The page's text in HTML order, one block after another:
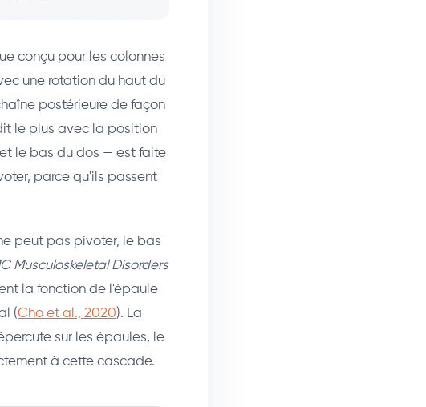
conçu pour les colonnes
une rotation du haut du
postérieure de façon
le plus avec la position
le bas du dos — est faite
parce qu'ils passent
peut pas pivoter, le bas
Musculoskeletal Disorders
la fonction de l'épaule
(Cho et al., 2020). La
sur les épaules, le
à cette cascade.